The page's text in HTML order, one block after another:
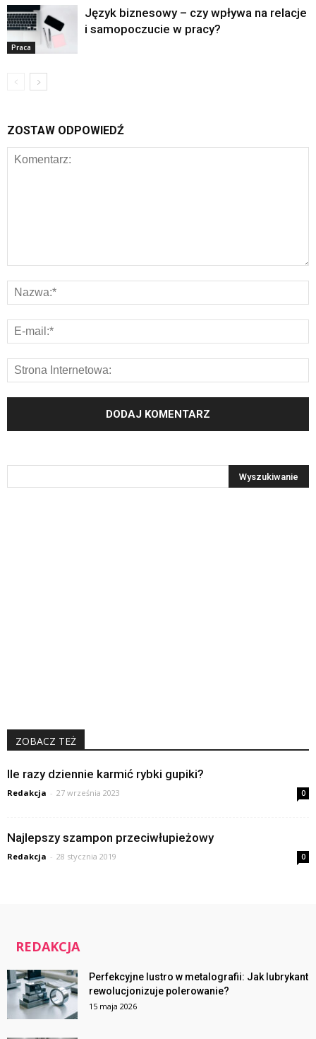
Praca
Język biznesowy – czy wpływa na relacje
i samopoczucie w pracy?
ZOSTAW ODPOWIEDŹ
ZOBACZ TEŻ
Ile razy dziennie karmić rybki gupiki?
Redakcja - 27 września 2023 0
Najlepszy szampon przeciwłupieżowy
Redakcja - 28 stycznia 2019 0
REDAKCJA
Perfekcyjne lustro w metalografii: Jak lubrykant
rewolucjonizuje polerowanie?
15 maja 2026